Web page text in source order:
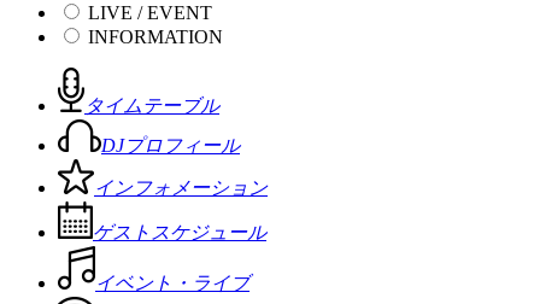
LIVE / EVENT
INFORMATION
タイムテーブル
DJプロフィール
インフォメーション
ゲストスケジュール
イベント・ライブ